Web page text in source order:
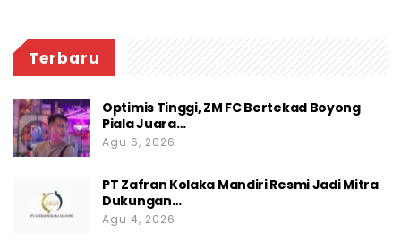
Terbaru
Optimis Tinggi, ZM FC Bertekad Boyong
Piala Juara…
Agu 6, 2026
PT Zafran Kolaka Mandiri Resmi Jadi Mitra
Dukungan…
Agu 4, 2026